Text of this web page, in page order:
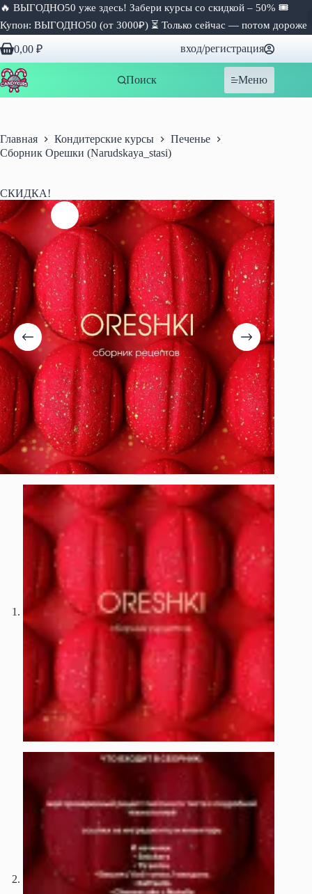
🔥 ВЫГОДНО50 уже здесь! Забери курсы со скидкой – 50% 🎟
Купон: ВЫГОДНО50 (от 3000₽) ⏳ Только сейчас — потом дороже
Перейти
к
сути
Корзина
0,00 ₽ вход/регистрация
Поиск Меню
Главная Кондитерские курсы
Печенье
Сборник Орешки (Narudskaya_stasi)
СКИДКА!